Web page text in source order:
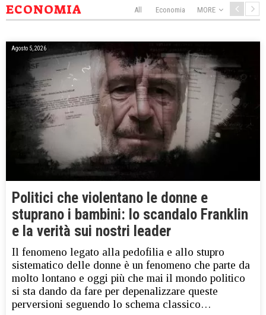
ECONOMIA All Economia MORE
Agosto 5, 2026
Politici che violentano le donne e
stuprano i bambini: lo scandalo Franklin
e la verità sui nostri leader
Il fenomeno legato alla pedofilia e allo stupro
sistematico delle donne è un fenomeno che parte da
molto lontano e oggi più che mai il mondo politico
si sta dando da fare per depenalizzare queste
perversioni seguendo lo schema classico…